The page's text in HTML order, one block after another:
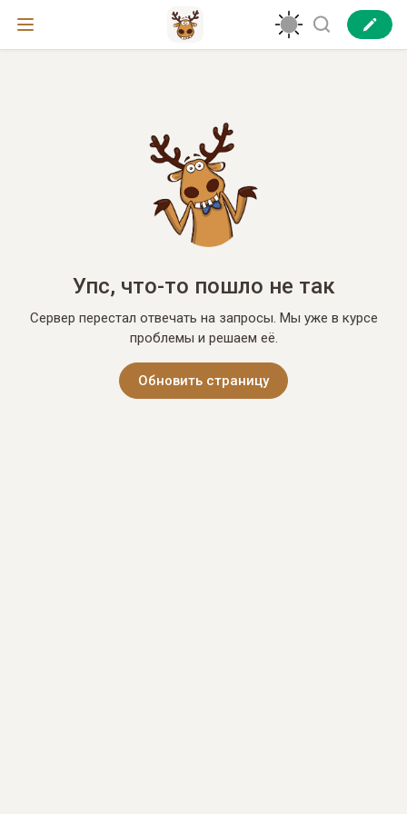
Упс, что-то пошло не так
Сервер перестал отвечать на запросы. Мы уже в курсе
проблемы и решаем её.
Обновить страницу